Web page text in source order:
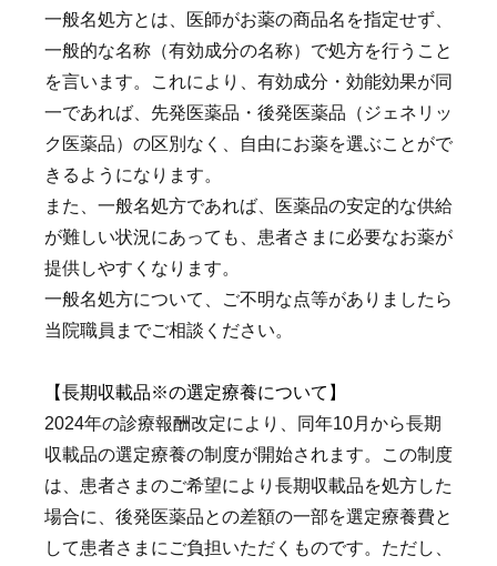
一般名処方とは、医師がお薬の商品名を指定せず、
一般的な名称（有効成分の名称）で処方を行うこと
を言います。これにより、有効成分・効能効果が同
一であれば、先発医薬品・後発医薬品（ジェネリッ
ク医薬品）の区別なく、自由にお薬を選ぶことがで
きるようになります。
また、一般名処方であれば、医薬品の安定的な供給
が難しい状況にあっても、患者さまに必要なお薬が
提供しやすくなります。
一般名処方について、ご不明な点等がありましたら
当院職員までご相談ください。
【長期収載品※の選定療養について】
2024年の診療報酬改定により、同年10月から長期
収載品の選定療養の制度が開始されます。この制度
は、患者さまのご希望により長期収載品を処方した
場合に、後発医薬品との差額の一部を選定療養費と
して患者さまにご負担いただくものです。ただし、